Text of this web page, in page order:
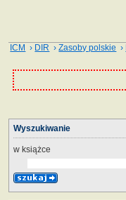
ICM › DIR ›Zasoby polskie ›
Wyszukiwanie
w książce